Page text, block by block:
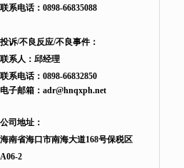
联系电话： 0898-66835088
投诉/不良反应/不良事件：
联系人：邱经理
联系电话： 0898-66832850
电子邮箱： adr@hnqxph.net
公司地址：
海南省海口市南海大道168号保税区
A06-2